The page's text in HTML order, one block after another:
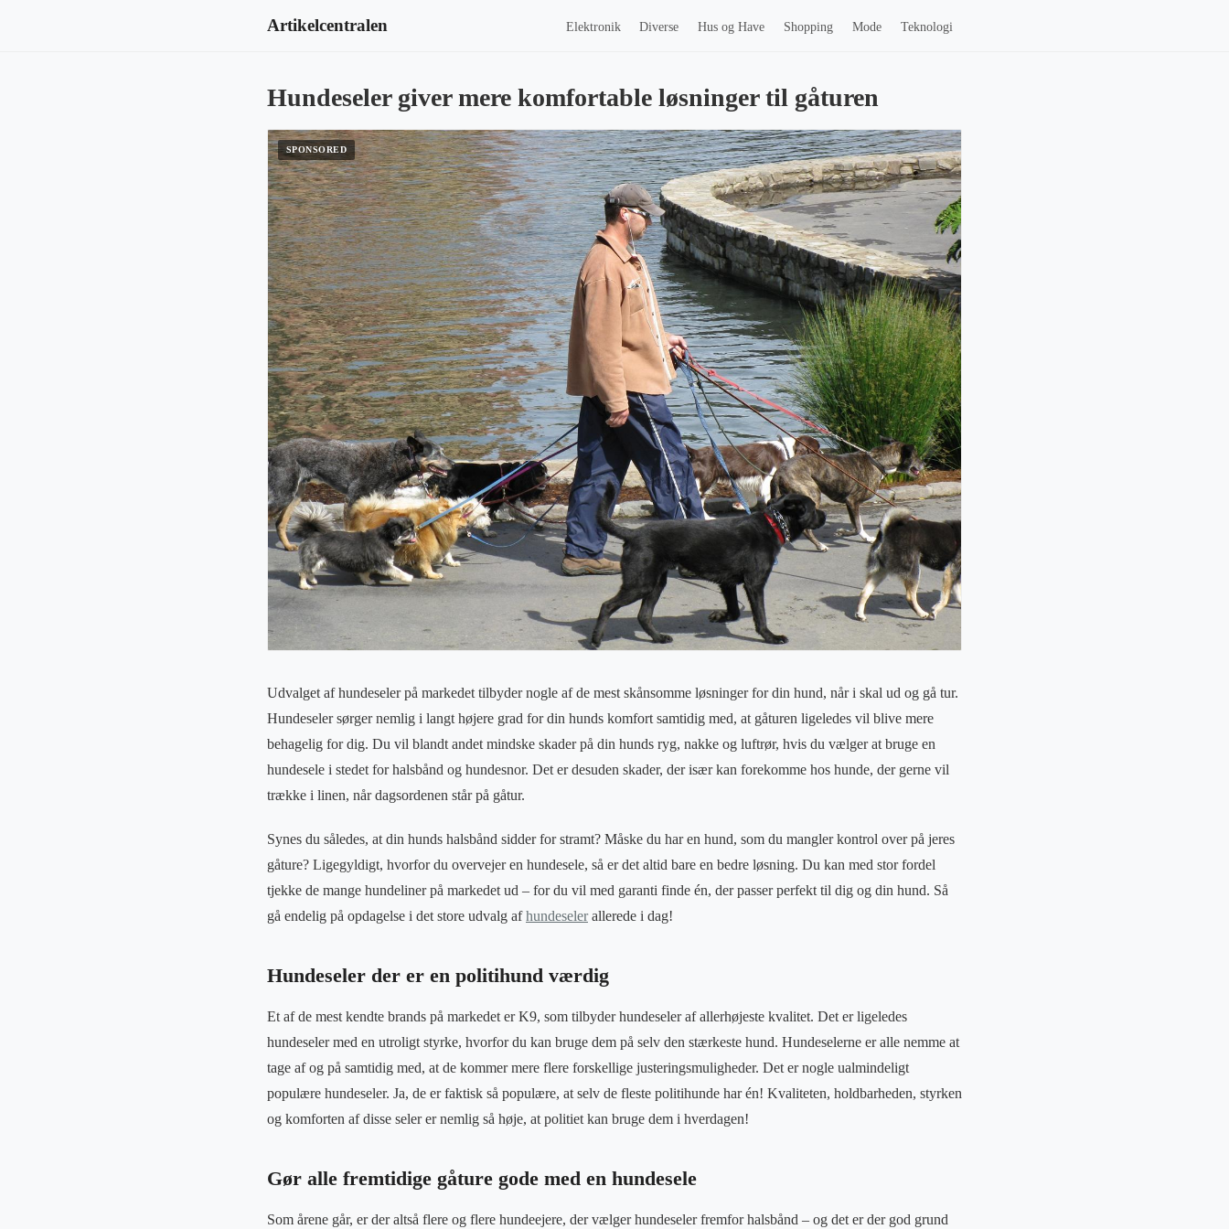
Artikelcentralen Elektronik Diverse Hus og Have Shopping Mode Teknologi
Hundeseler giver mere komfortable løsninger til gåturen
Udvalget af hundeseler på markedet tilbyder nogle af de mest skånsomme løsninger for din hund, når i skal ud og gå tur.
Hundeseler sørger nemlig i langt højere grad for din hunds komfort samtidig med, at gåturen ligeledes vil blive mere
behagelig for dig. Du vil blandt andet mindske skader på din hunds ryg, nakke og luftrør, hvis du vælger at bruge en
hundesele i stedet for halsbånd og hundesnor. Det er desuden skader, der især kan forekomme hos hunde, der gerne vil
trække i linen, når dagsordenen står på gåtur.
Synes du således, at din hunds halsbånd sidder for stramt? Måske du har en hund, som du mangler kontrol over på jeres
gåture? Ligegyldigt, hvorfor du overvejer en hundesele, så er det altid bare en bedre løsning. Du kan med stor fordel
tjekke de mange hundeliner på markedet ud – for du vil med garanti finde én, der passer perfekt til dig og din hund. Så
gå endelig på opdagelse i det store udvalg afhundeselerallerede i dag!
Hundeseler der er en politihund værdig
Et af de mest kendte brands på markedet er K9, som tilbyder hundeseler af allerhøjeste kvalitet. Det er ligeledes
hundeseler med en utroligt styrke, hvorfor du kan bruge dem på selv den stærkeste hund. Hundeselerne er alle nemme at
tage af og på samtidig med, at de kommer mere flere forskellige justeringsmuligheder. Det er nogle ualmindeligt
populære hundeseler. Ja, de er faktisk så populære, at selv de fleste politihunde har én! Kvaliteten, holdbarheden, styrken
og komforten af disse seler er nemlig så høje, at politiet kan bruge dem i hverdagen!
Gør alle fremtidige gåture gode med en hundesele
Som årene går, er der altså flere og flere hundeejere, der vælger hundeseler fremfor halsbånd – og det er der god grund